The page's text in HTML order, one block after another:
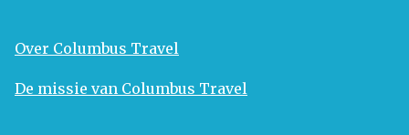
Over Columbus Travel
De missie van Columbus Travel